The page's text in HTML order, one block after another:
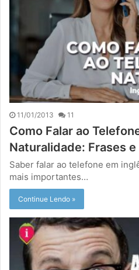
11/01/2013 11
Como Falar ao
Naturalidade: Frases
Saber falar ao telefone em
mais importantes…
Continue Lendo »